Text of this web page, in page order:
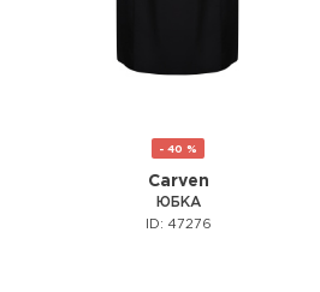
- 40 %
Carven
ЮБКА
ID: 47276